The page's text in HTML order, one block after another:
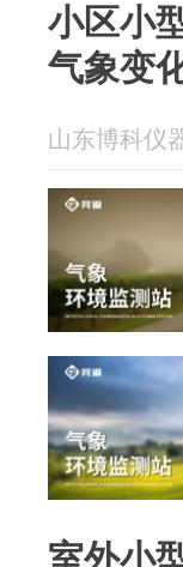
小区小
气象变
山东博科仪
室外小